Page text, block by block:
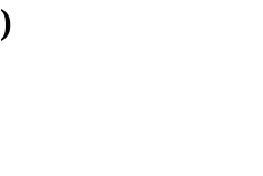
)